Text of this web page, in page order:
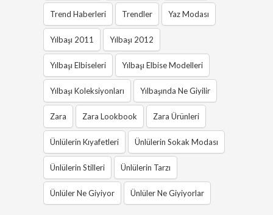
Trend Haberleri Trendler Yaz Modası
Yılbaşı 2011 Yılbaşı 2012
Yılbaşı Elbiseleri Yılbaşı Elbise Modelleri
Yılbaşı Koleksiyonları Yılbaşında Ne Giyilir
Zara Zara Lookbook Zara Ürünleri
Ünlülerin Kıyafetleri Ünlülerin Sokak Modası
Ünlülerin Stilleri Ünlülerin Tarzı
Ünlüler Ne Giyiyor Ünlüler Ne Giyiyorlar